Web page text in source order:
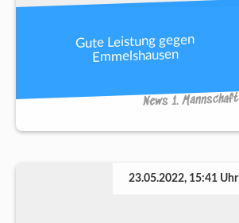
Gute Leistung gegen
Emmelshausen
News 1. Mannschaft
23.05.2022, 15:41 Uhr